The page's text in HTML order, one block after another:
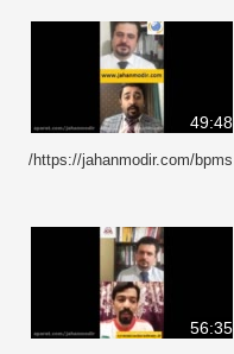
49:48
https://jahanmodir.com/bpms/
56:35